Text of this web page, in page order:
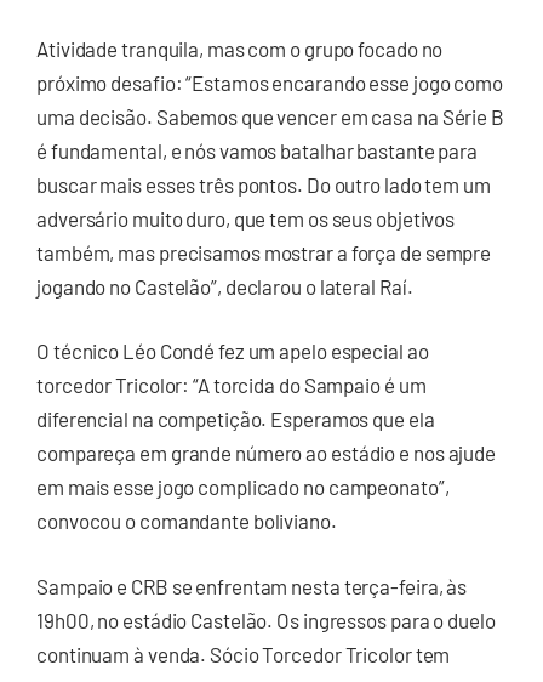
Atividade tranquila, mas com o grupo focado no
próximo desafio: “Estamos encarando esse jogo como
uma decisão. Sabemos que vencer em casa na Série B
é fundamental, e nós vamos batalhar bastante para
buscar mais esses três pontos. Do outro lado tem um
adversário muito duro, que tem os seus objetivos
também, mas precisamos mostrar a força de sempre
jogando no Castelão”, declarou o lateral Raí.
O técnico Léo Condé fez um apelo especial ao
torcedor Tricolor: “A torcida do Sampaio é um
diferencial na competição. Esperamos que ela
compareça em grande número ao estádio e nos ajude
em mais esse jogo complicado no campeonato”,
convocou o comandante boliviano.
Sampaio e CRB se enfrentam nesta terça-feira, às
19h00, no estádio Castelão. Os ingressos para o duelo
continuam à venda. Sócio Torcedor Tricolor tem